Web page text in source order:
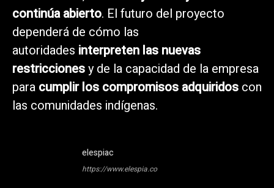
continúa abierto. El futuro del proyecto
dependerá de cómo las
autoridades interpreten las nuevas
restriccionesy de la capacidad de la empresa
para cumplir los compromisos adquiridos con
las comunidades indígenas.
elespiac
https://www.elespia.co